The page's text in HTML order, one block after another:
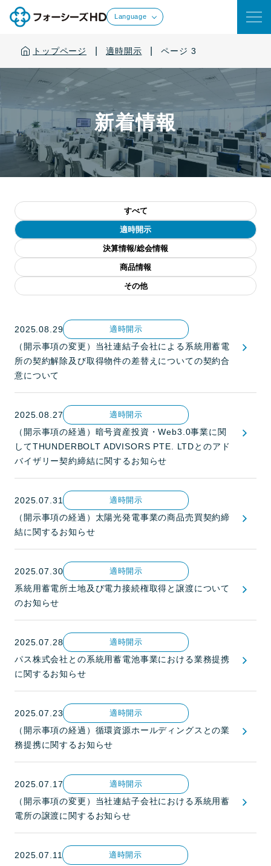
Language
トップページ 適時開示 ページ 3
新着情報
すべて
適時開示
決算情報/総会情報
商品情報
その他
2025.08.29 適時開示
（開示事項の変更）当社連結子会社による系統用蓄電
所の契約解除及び取得物件の差替えについての契約合
意について
2025.08.27 適時開示
（開示事項の経過）暗号資産投資・Web3.0事業に関
してTHUNDERBOLT ADVISORS PTE. LTDとのアド
バイザリー契約締結に関するお知らせ
2025.07.31 適時開示
（開示事項の経過）太陽光発電事業の商品売買契約締
結に関するお知らせ
2025.07.30 適時開示
系統用蓄電所土地及び電力接続権取得と譲渡について
のお知らせ
2025.07.28 適時開示
パス株式会社との系統用蓄電池事業における業務提携
に関するお知らせ
2025.07.23 適時開示
（開示事項の経過）循環資源ホールディングスとの業
務提携に関するお知らせ
2025.07.17 適時開示
（開示事項の変更）当社連結子会社における系統用蓄
電所の譲渡に関するお知らせ
2025.07.11 適時開示